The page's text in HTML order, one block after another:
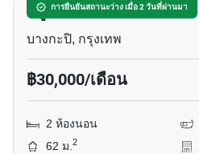
การยืนยันสถานะว่าง เมื่อ 2 วันที่ผ่านมา
ทรู ทองหล่อ
บางกะปิ, กรุงเทพ
฿30,000/เดือน
2 ห้องนอน
62 ม.2